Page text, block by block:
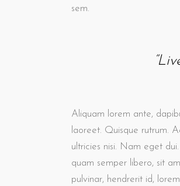
sem.
Aliquam lorem ante,
laoreet. Quisque rutrum.
ultricies nisi. Nam eget
quam semper libero, sit
pulvinar, hendrerit id,